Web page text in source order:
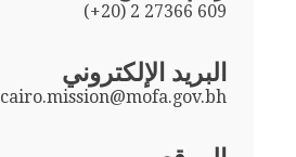
(+20) 2 27366 609
البريد الإلكتروني
cairo.mission@mofa.gov.bh